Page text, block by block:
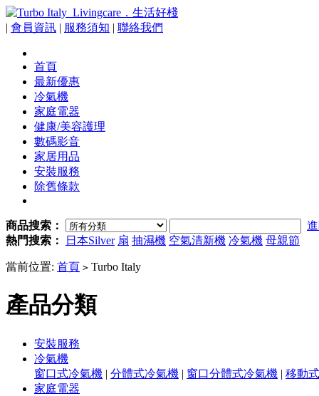
| 會員資訊 | 服務須知 | 聯絡我們
首頁
最新優惠
冷氣機
家庭電器
健康/美容護理
數碼影音
家居用品
安裝服務
除舊條款
商品搜索：
熱門搜索：
日本Silver 扇 抽濕機 空氣清新機 冷氣機 母親節
當前位置: 首頁 > Turbo Italy
產品分類
安裝服務
冷氣機
窗口式冷氣機 | 分體式冷氣機 | 窗口分體式冷氣機 | 移動
家庭電器